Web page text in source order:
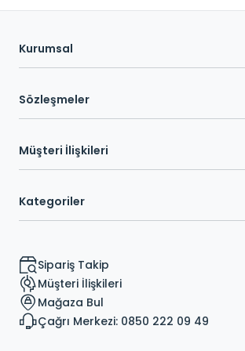
Kurumsal
Sözleşmeler
Müşteri İlişkileri
Kategoriler
Sipariş Takip
Müşteri İlişkileri
Mağaza Bul
Çağrı Merkezi: 0850 222 09 49